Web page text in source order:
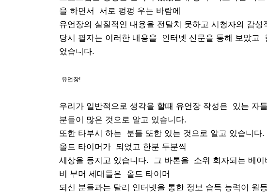
을 하면서 서로 펑펑 우는 바람에
유언장의 실질적인 내용을 전달치 못하고 시청자의 감성
당시 필자는 이러한 내용을 인터넷 신문을 통해 보았고
었습니다.
유언장!
우리가 일반적으로 생각을 할때 유언장 작성은 있는 자
분들이 많은 것으로 알고 있습니다.
또한 타부시 하는 분들 또한 있는 것으로 알고 있습니
올드 타이머가 되었고 한분 두분씩
세상을 등지고 있습니다. 그 바톤을 소위 회자되는 베
비 부머 세대들은 올드 타이머
되신 분들과는 달리 인터넷을 통한 정보 습득 능력이 월